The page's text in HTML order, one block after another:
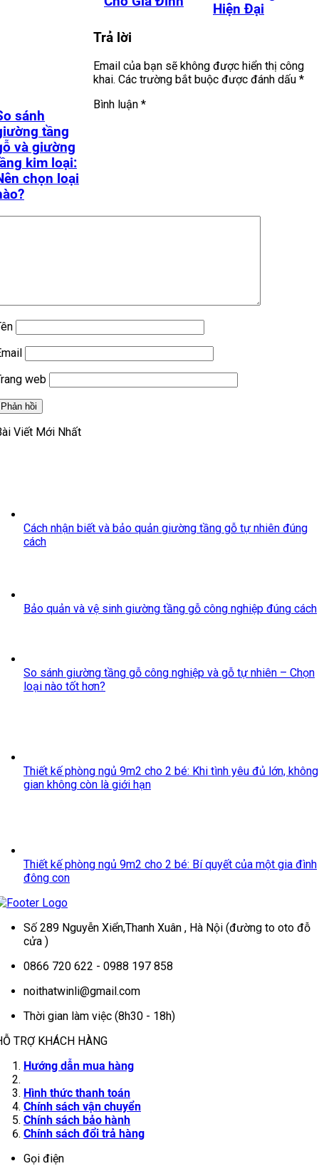
Hiện Đại
sánh
tầng
và giường
kim loại:
chọn loại
Trả lời
Email của bạn sẽ không được hiển thị công
khai. Các trường bắt buộc được đánh dấu *
Bình luận *
web
Viết Mới Nhất
Cách nhận biết và bảo quản giường tầng gỗ tự nhiên đúng
cách
Bảo quản và vệ sinh giường tầng gỗ công nghiệp đúng cách
So sánh giường tầng gỗ công nghiệp và gỗ tự nhiên – Chọn
loại nào tốt hơn?
Thiết kế phòng ngủ 9m2 cho 2 bé: Khi tình yêu đủ lớn, không
gian không còn là giới hạn
Thiết kế phòng ngủ 9m2 cho 2 bé: Bí quyết của một gia đình
đông con
Số 289 Nguyễn Xiển,Thanh Xuân , Hà Nội (đường to oto đỗ
cửa )
0866 720 622 - 0988 197 858
noithatwinli@gmail.com
Thời gian làm việc (8h30 - 18h)
TRỢ KHÁCH HÀNG
Hướng dẫn mua hàng
Hình thức thanh toán
Chính sách vận chuyển
Chính sách bảo hành
Chính sách đổi trả hàng
Gọi điện